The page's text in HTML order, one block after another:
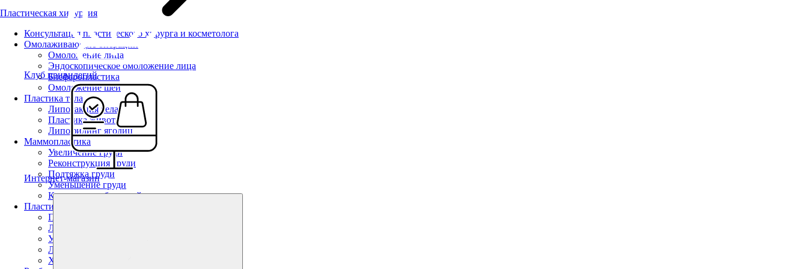
Пластическая хирургия
Консультация пластического хирурга и косметолога
Омолаживающие операции
Омоложение лица
Эндоскопическое омоложение лица
Блефаропластика
Омоложение шеи
Пластика тела
Липосакция тела
Пластика живота
Липофилинг ягодиц
Маммопластика
Увеличение груди
Реконструкция груди
Подтяжка груди
Уменьшение груди
Коррекция тубулярной груди
Пластика лица
Пластика лица
Липофилинг
Увеличение губ
Липофилинг губ
Хейлопластика V-Y
Клуб привилегий
Интернет-магазин